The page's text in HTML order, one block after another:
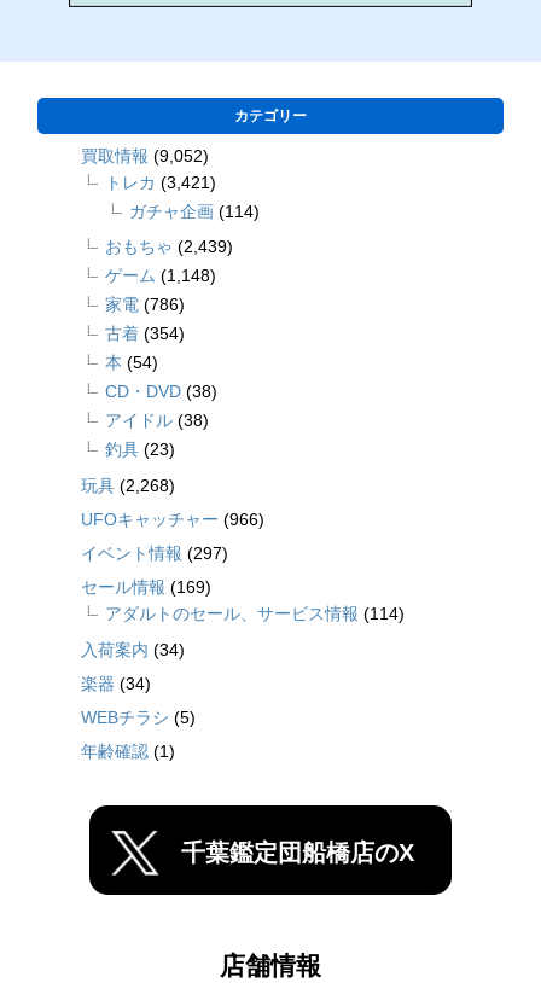
カテゴリー
買取情報 (9,052)
トレカ (3,421)
ガチャ企画 (114)
おもちゃ (2,439)
ゲーム (1,148)
家電 (786)
古着 (354)
本 (54)
CD・DVD (38)
アイドル (38)
釣具 (23)
玩具 (2,268)
UFOキャッチャー (966)
イベント情報 (297)
セール情報 (169)
アダルトのセール、サービス情報 (114)
入荷案内 (34)
楽器 (34)
WEBチラシ (5)
年齢確認 (1)
千葉鑑定団船橋店のX
店舗情報